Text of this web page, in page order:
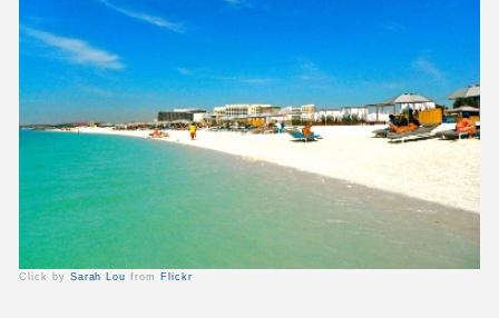
Click by Sarah Lou from Flickr